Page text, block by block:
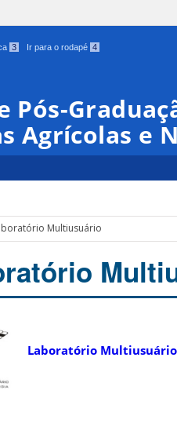
3 Ir para o rodapé 4
Pós-
Agrícolas e
Multiusuário
Laboratório Multiusuário